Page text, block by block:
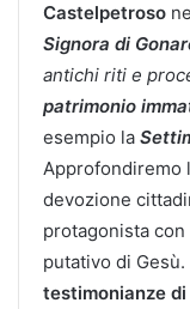
Castelpetroso
Signora di
antichi riti e
patrimonio
esempio la
Approfondiremo
devozione
protagonista
putativo di
testimonianze di